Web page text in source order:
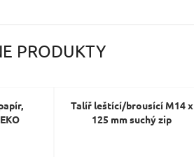
PRODUKTY
Talíř leštící/brousící M14 x
125 mm suchý zip